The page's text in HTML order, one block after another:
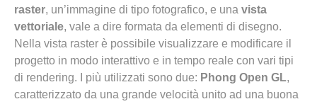
raster, un’immagine di tipo fotografico, e una vista
vettoriale, vale a dire formata da elementi di disegno.
Nella vista raster è possibile visualizzare e modificare il
progetto in modo interattivo e in tempo reale con vari tipi
di rendering. I più utilizzati sono due: Phong Open GL,
caratterizzato da una grande velocità unito ad una buona